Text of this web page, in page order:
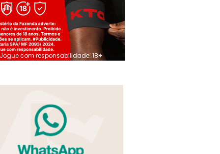
Jogue com responsabilidade. 18+